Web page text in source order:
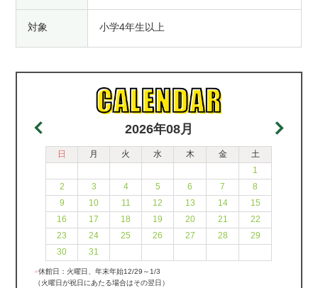
対象 小学4年生以上
2026年08月
日 月 火 水 木 金
土
1
2
3 4 5 6 7
8
9
10 11 12 13 14
15
16
17 18 19 20 21
22
23
24 25 26 27 28
29
30
31
●休館日：火曜日、年末年始12/29～1/3
（火曜日が祝日にあたる場合はその翌日）